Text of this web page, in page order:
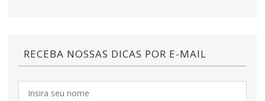
RECEBA NOSSAS DICAS POR E-MAIL